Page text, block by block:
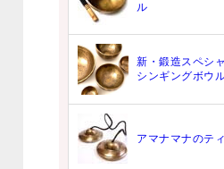
ル
新・鍛造スペシ
シンギングボウ
アマナマナのテ